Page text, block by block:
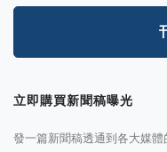
立即購買新聞稿曝光
發一篇新聞稿透通到各大媒體